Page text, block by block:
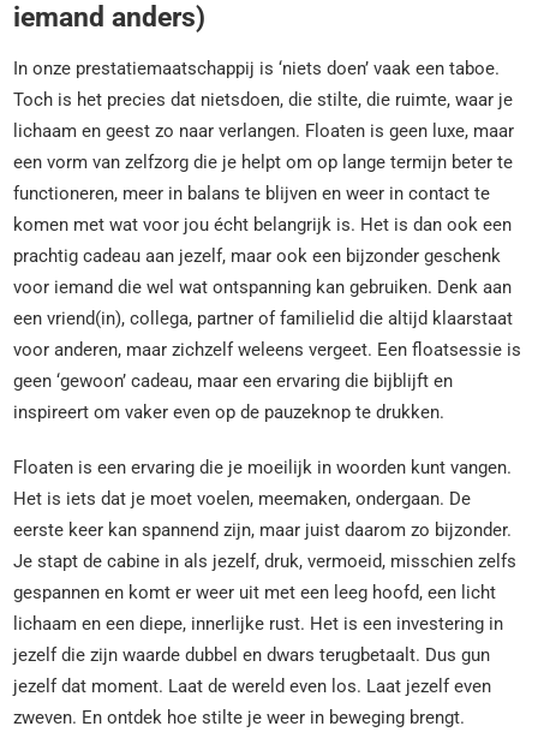
iemand anders)
In onze prestatiemaatschappij is ‘niets doen’ vaak een taboe.
Toch is het precies dat nietsdoen, die stilte, die ruimte, waar je
lichaam en geest zo naar verlangen. Floaten is geen luxe, maar
een vorm van zelfzorg die je helpt om op lange termijn beter te
functioneren, meer in balans te blijven en weer in contact te
komen met wat voor jou écht belangrijk is. Het is dan ook een
prachtig cadeau aan jezelf, maar ook een bijzonder geschenk
voor iemand die wel wat ontspanning kan gebruiken. Denk aan
een vriend(in), collega, partner of familielid die altijd klaarstaat
voor anderen, maar zichzelf weleens vergeet. Een floatsessie is
geen ‘gewoon’ cadeau, maar een ervaring die bijblijft en
inspireert om vaker even op de pauzeknop te drukken.
Floaten is een ervaring die je moeilijk in woorden kunt vangen.
Het is iets dat je moet voelen, meemaken, ondergaan. De
eerste keer kan spannend zijn, maar juist daarom zo bijzonder.
Je stapt de cabine in als jezelf, druk, vermoeid, misschien zelfs
gespannen en komt er weer uit met een leeg hoofd, een licht
lichaam en een diepe, innerlijke rust. Het is een investering in
jezelf die zijn waarde dubbel en dwars terugbetaalt. Dus gun
jezelf dat moment. Laat de wereld even los. Laat jezelf even
zweven. En ontdek hoe stilte je weer in beweging brengt.